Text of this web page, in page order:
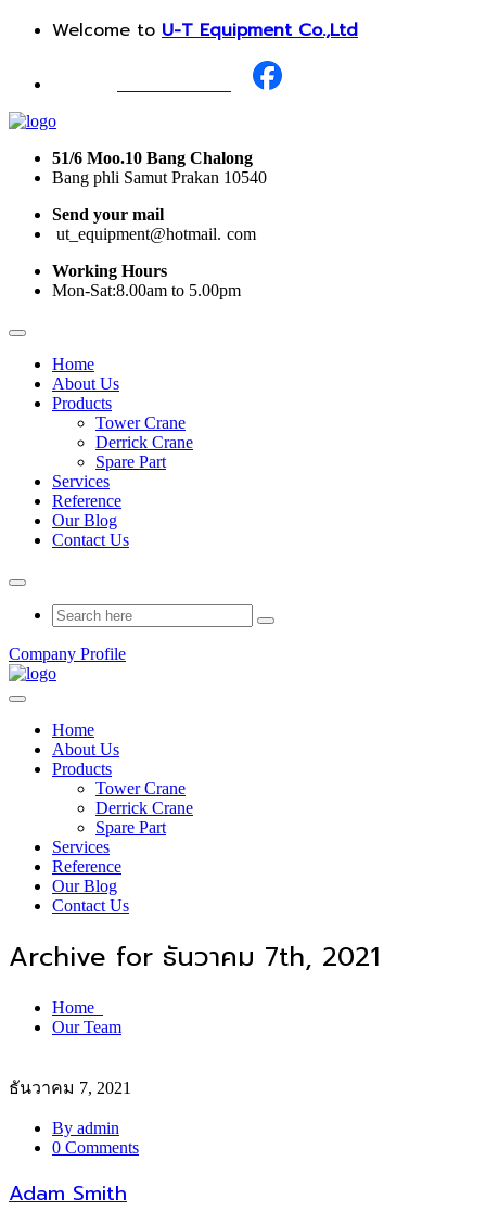
Welcome to U-T Equipment Co.,Ltd
51/6 Moo.10 Bang Chalong
Bang phli Samut Prakan 10540
Send your mail
ut_equipment@hotmail. com
Working Hours
Mon-Sat:8.00am to 5.00pm
Home
About Us
Products
Tower Crane
Derrick Crane
Spare Part
Services
Reference
Our Blog
Contact Us
Company Profile
Home
About Us
Products
Tower Crane
Derrick Crane
Spare Part
Services
Reference
Our Blog
Contact Us
Archive for ธันวาคม 7th, 2021
Home
Our Team
ธันวาคม 7, 2021
By admin
0 Comments
Adam Smith